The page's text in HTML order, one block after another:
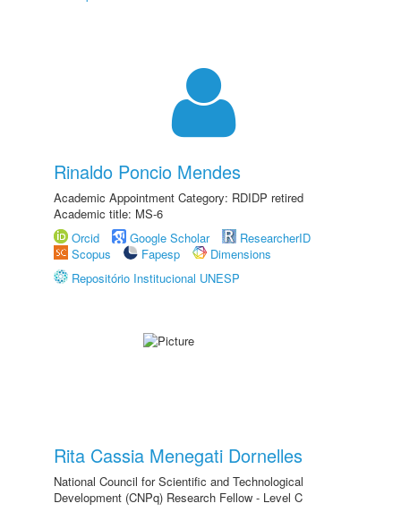
Rinaldo Poncio Mendes
Academic Appointment Category: RDIDP retired
Academic title: MS-6
Orcid
Google Scholar
ResearcherID
Scopus
Fapesp
Dimensions
Repositório Institucional UNESP
Rita Cassia Menegati Dornelles
National Council for Scientific and Technological
Development (CNPq) Research Fellow - Level C